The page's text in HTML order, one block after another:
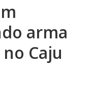
arma
Caju